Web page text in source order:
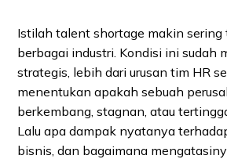
Istilah talent shortage makin sering
berbagai industri. Kondisi ini sudah
strategis, lebih dari urusan tim HR
menentukan apakah sebuah
berkembang, stagnan, atau
Lalu apa dampak nyatanya
bisnis, dan bagaimana